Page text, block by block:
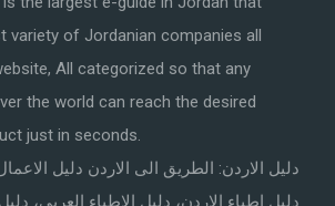
variety of Jordanian companies all
All categorized so that any
the world can reach the desired
just in seconds.
دليل الاردن: الطريق الى الاردن دليل
دليل اطباء الاردن، دليل الاطباء العربي،